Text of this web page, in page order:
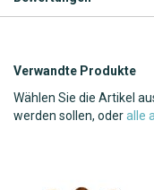
Verwandte Produkte
Wählen Sie die Artikel
werden sollen, oderalle